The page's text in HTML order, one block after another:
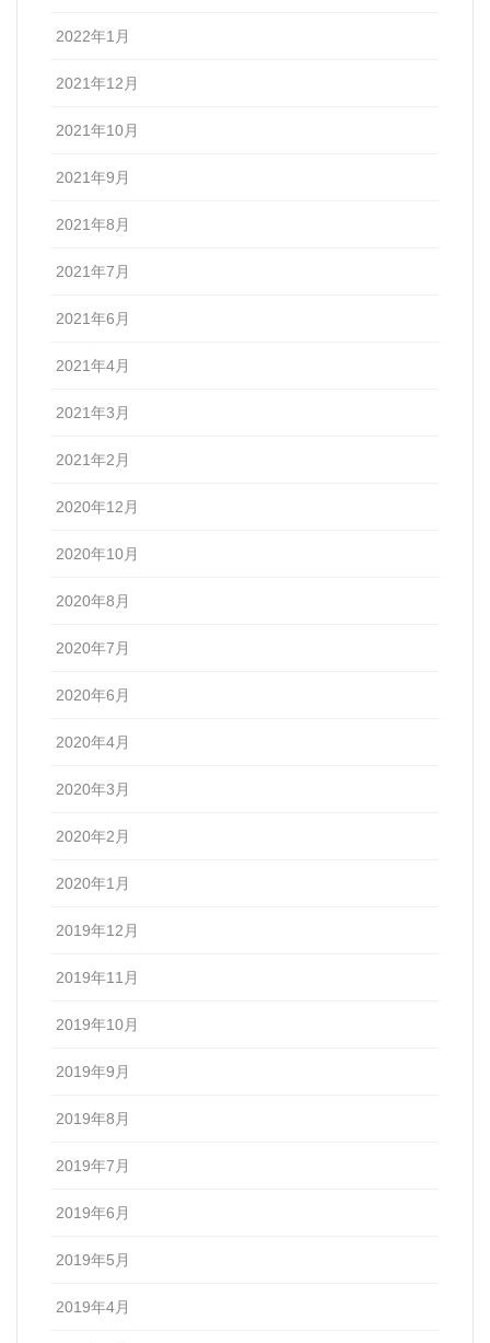
2022年1月
2021年12月
2021年10月
2021年9月
2021年8月
2021年7月
2021年6月
2021年4月
2021年3月
2021年2月
2020年12月
2020年10月
2020年8月
2020年7月
2020年6月
2020年4月
2020年3月
2020年2月
2020年1月
2019年12月
2019年11月
2019年10月
2019年9月
2019年8月
2019年7月
2019年6月
2019年5月
2019年4月